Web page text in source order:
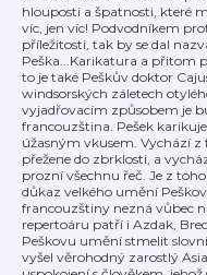
hlouposti a špatnosti, které
víc, jen víc! Podvodníkem
příležitosti, tak by se dal
Peška...Karikatura a přitom
to je také Peškův doktor
windsorských záletech
vyjadřovacím způsobem je
francouzština. Pešek
úžasným vkusem. Vychází
přežene do zbrklosti, a
prozní všechnu řeč. Je z
důkaz velkého umění
francouzštiny nezná vůbec
repertoáru patří i Azdak,
Peškovu umění stmelit
vyšel věrohodný zarostlý